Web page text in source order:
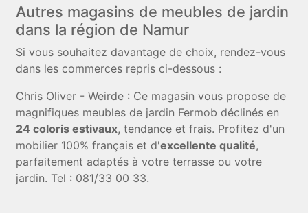
Autres magasins de meubles de jardin
dans la région de Namur
Si vous souhaitez davantage de choix, rendez-vous
dans les commerces repris ci-dessous :
Chris Oliver - Weirde : Ce magasin vous propose de
magnifiques meubles de jardin Fermob déclinés en
24 coloris estivaux, tendance et frais. Profitez d'un
mobilier 100% français et d'excellente qualité,
parfaitement adaptés à votre terrasse ou votre
jardin. Tel : 081/33 00 33.